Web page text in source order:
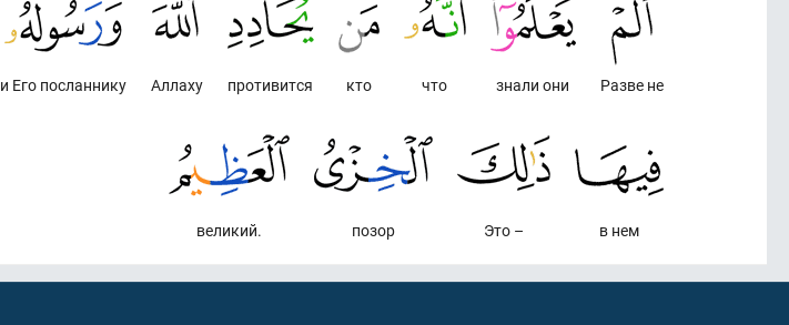
Разве не
знали они
что
кто
противится
Аллаху
и Его посланнику
в нем
Это –
позор
великий.